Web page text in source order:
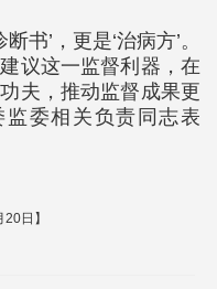
书’，更是‘治病方’。
议这一监督利器，在
夫，推动监督成果更
委相关负责同志表
日】